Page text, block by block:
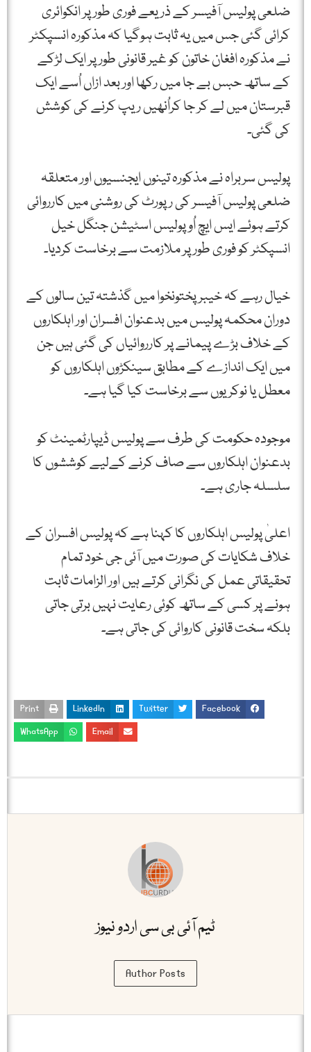
ضلعی پولیس آفیسر کے ذریعے فوری طورپر انکوائری
کرائی گئی جس میں یہ ثابت ہوگیا کہ مذکورہ انسپکٹر
نے مذکورہ افغان خاتون کو غیر قانونی طور پر ایک لڑکے
کے ساتھ حبس بے جا میں رکھا اور بعد ازاں اُسے ایک
قبرستان میں لے کر جا کراُنھیں ریپ کرنے کی کوشش
کی گئی۔
پولیس سربراہ نے مذکورہ تینوں ایجنسیوں اور متعلقہ
ضلعی پولیس آفیسر کی رپورٹ کی روشنی میں کارروائی
کرتے ہوئے ایس ایچ اُو پولیس اسٹیشن جنگل خیل
انسپکٹر کو فوری طور پر ملازمت سے برخاست کردیا۔
خیال رہے کہ خیبر پختونخوا میں گذشتہ تین سالوں کے
دوران محکمہ پولیس میں بدعنوان افسران اور اہلکاروں
کے خلاف بڑے پیمانے پر کارروائیاں کی گئی ہیں جن
میں ایک اندازے کے مطابق سینکڑوں اہلکاروں کو
معطل یا نوکریوں سے برخاست کیا گیا ہے۔
موجودہ حکومت کی طرف سے پولیس ڈیپارٹمینٹ کو
بدعنوان اہلکاروں سے صاف کرنے کےلیے کوششوں کا
سلسلہ جاری ہے۔
اعلیٰ پولیس اہلکاروں کا کہنا ہے کہ پولیس افسران کے
خلاف شکایات کی صورت میں آئی جی خود تمام
تحقیقاتی عمل کی نگرانی کرتے ہیں اور الزامات ثابت
ہونے پر کسی کے ساتھ کوئی رعایت نہیں برتی جاتی
بلکہ سخت قانونی کاروائی کی جاتی ہے۔
Facebook
Twitter
LinkedIn
Print
Email
WhatsApp
ٹیم آئی بی سی اردو نیوز
Author Posts